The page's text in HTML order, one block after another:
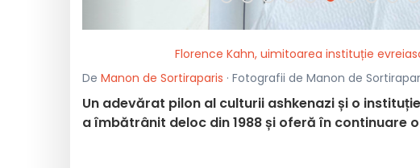
Florence Kahn, uimitoarea instituție
De Manon de Sortiraparis · Fotografii de Manon de
Un adevărat pilon al culturii ashkenazi și o
a îmbătrânit deloc din 1988 și oferă în continuare